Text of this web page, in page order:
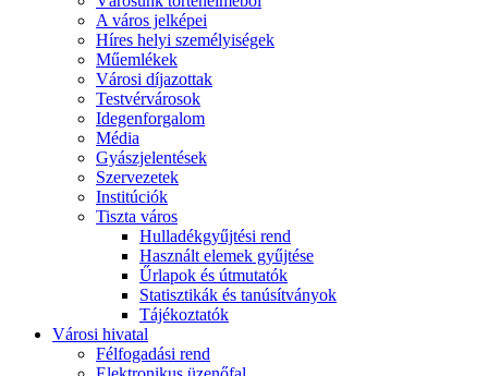
A város jelképei
Híres helyi személyiségek
Műemlékek
Városi díjazottak
Testvérvárosok
Idegenforgalom
Média
Gyászjelentések
Szervezetek
Institúciók
Tiszta város
Hulladékgyűjtési rend
Használt elemek gyűjtése
Űrlapok és útmutatók
Statisztikák és tanúsítványok
Tájékoztatók
Városi hivatal
Félfogadási rend